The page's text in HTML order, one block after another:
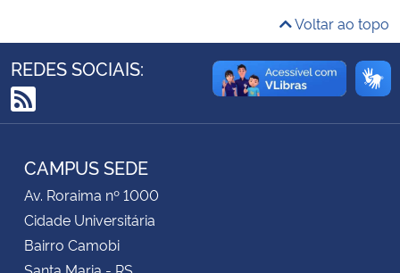
Controladoria-Geral da União
Secretaria-Geral
Secretaria de Governo
Voltar ao topo
REDES SOCIAIS:
RSS
CAMPUS SEDE
Av. Roraima nº 1000
Cidade Universitária
Bairro Camobi
Santa Maria - RS